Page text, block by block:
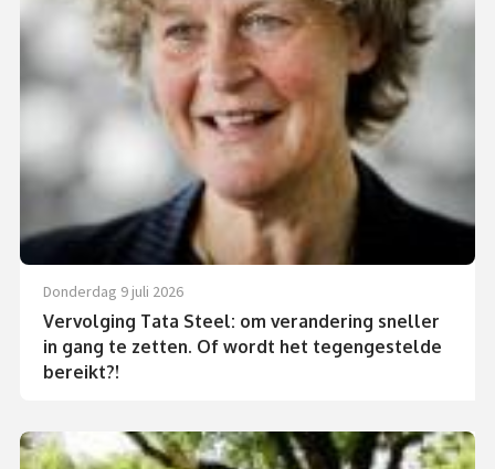
donderdag 9 juli 2026
Vervolging Tata Steel: om verandering sneller
in gang te zetten. Of wordt het tegengestelde
bereikt?!